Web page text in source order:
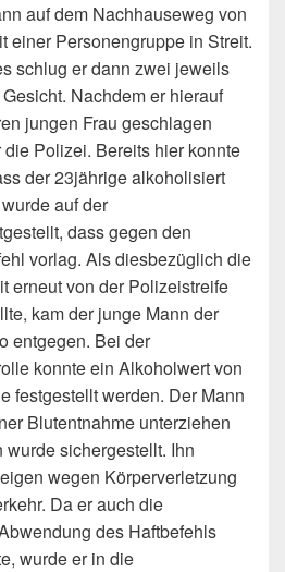
auf dem Nachhauseweg von
einer Personengruppe in Streit.
schlug er dann zwei jeweils
Nachdem er hierauf
jungen Frau geschlagen
Polizei. Bereits hier konnte
der 23jährige alkoholisiert
auf der
dass gegen den
vorlag. Als diesbezüglich die
erneut von der Polizeistreife
kam der junge Mann der
entgegen. Bei der
konnte ein Alkoholwert von
festgestellt werden. Der Mann
Blutentnahme unterziehen
sichergestellt. Ihn
wegen Körperverletzung
Da er auch die
des Haftbefehls
wurde er in die